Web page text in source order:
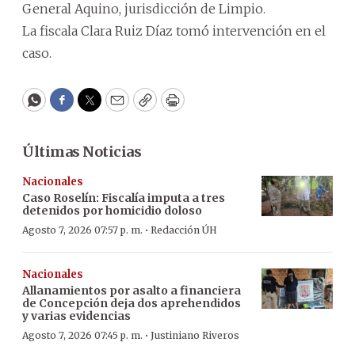
General Aquino, jurisdicción de Limpio.
La fiscala Clara Ruiz Díaz tomó intervención en el
caso.
WhatsApp
Facebook
Twitter
EmailCopyPrint
Últimas Noticias
Nacionales
Caso Roselín: Fiscalía imputa a tres
detenidos por homicidio doloso
Agosto 7, 2026 07:57 p. m. · Redacción ÚH
Nacionales
Allanamientos por asalto a financiera
de Concepción deja dos aprehendidos
y varias evidencias
Agosto 7, 2026 07:45 p. m. · Justiniano Riveros